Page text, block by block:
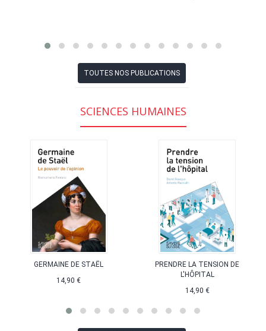
TOUTES NOS PUBLICATIONS
SCIENCES HUMAINES
GERMAINE DE STAËL
14,90 €
PRENDRE LA TENSION DE
L'HÔPITAL
14,90 €